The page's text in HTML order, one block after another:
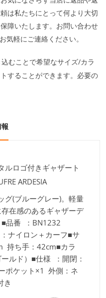
は私たちにとって何より大切
障いたします。お問い合わせ
気軽にご連絡ください。
むことで希望なサイズ/カラ
することができます。必要の
ルロゴ付きギャザート
ARDESIA
グ(ブルーグレー)。軽量
在感のあるギャザーデ
■品番 ：BN1232
：ナイロン＋カーフ■サ
持ち手：42cm■カラ
ルド）■仕様 ：開閉：
ポケット×1 外側：ネ
き